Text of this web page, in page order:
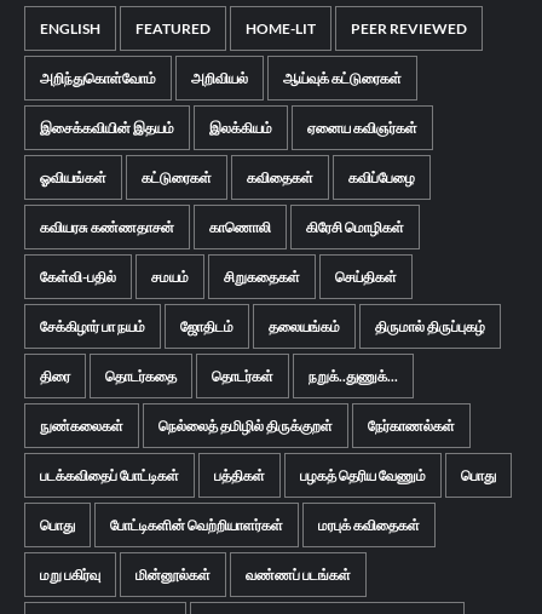
ENGLISH FEATURED HOME-LIT PEER REVIEWED
அறிந்துகொள்வோம் அறிவியல் ஆய்வுக் கட்டுரைகள்
இசைக்கவியின் இதயம் இலக்கியம் ஏனைய கவிஞர்கள்
ஓவியங்கள் கட்டுரைகள் கவிதைகள் கவிப்பேழை
கவியரசு கண்ணதாசன் காணொலி கிரேசி மொழிகள்
கேள்வி-பதில் சமயம் சிறுகதைகள் செய்திகள்
சேக்கிழார் பா நயம் ஜோதிடம் தலையங்கம் திருமால் திருப்புகழ்
திரை தொடர்கதை தொடர்கள் நறுக்..துணுக்...
நுண்கலைகள் நெல்லைத் தமிழில் திருக்குறள் நேர்காணல்கள்
படக்கவிதைப் போட்டிகள் பத்திகள் பழகத் தெரிய வேணும் பொது
பொது போட்டிகளின் வெற்றியாளர்கள் மரபுக் கவிதைகள்
மறு பகிர்வு மின்னூல்கள் வண்ணப் படங்கள்